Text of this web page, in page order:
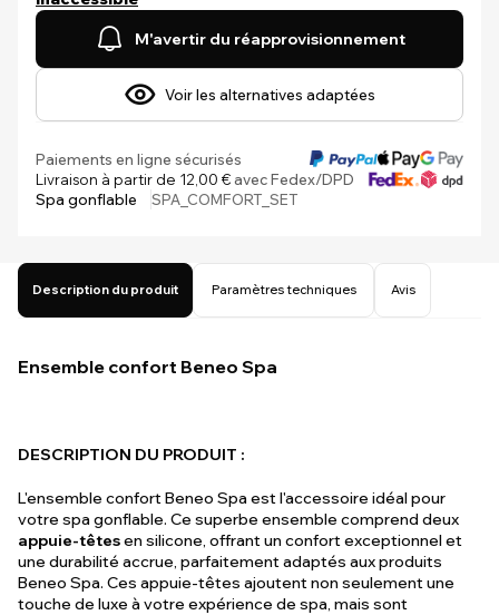
M'avertir du réapprovisionnement
Voir les alternatives adaptées
Paiements en ligne sécurisés
Livraison à partir de 12,00 €avec Fedex/DPD
Spa gonflable
SPA_COMFORT_SET
Description du produit Paramètres techniques Avis
Ensemble confort Beneo Spa
DESCRIPTION DU PRODUIT :
L'ensemble confort Beneo Spa est l'accessoire idéal pour
votre spa gonflable. Ce superbe ensemble comprend deux
appuie-têtesen silicone, offrant un confort exceptionnel et
une durabilité accrue, parfaitement adaptés aux produits
Beneo Spa. Ces appuie-têtes ajoutent non seulement une
touche de luxe à votre expérience de spa, mais sont